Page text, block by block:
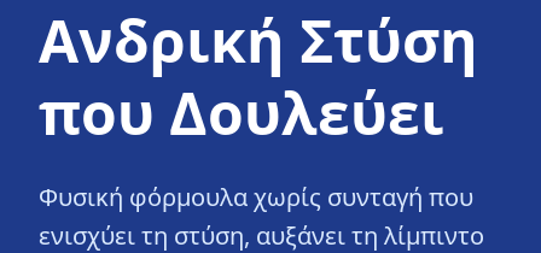
Ανδρική Στύση
που Δουλεύει
Φυσική φόρμουλα χωρίς συνταγή που
ενισχύει τη στύση, αυξάνει τη λίμπιντο